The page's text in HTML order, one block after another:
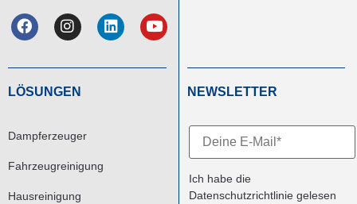
LÖSUNGEN
Dampferzeuger
Fahrzeugreinigung
Hausreinigung
NEWSLETTER
Ich habe die
Datenschutzrichtlinie gelesen